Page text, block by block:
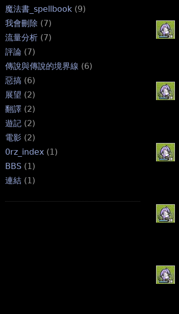
魔法書_spellbook (9)
我會刪除 (7)
流量分析 (7)
評論 (7)
傳說與傳說的境界線 (6)
惡搞 (6)
展望 (2)
翻譯 (2)
遊記 (2)
電影 (2)
0rz_index (1)
BBS (1)
連結 (1)